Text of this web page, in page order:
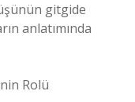
gitgide
anlatımında
Rolü